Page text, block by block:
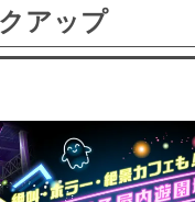
アップ